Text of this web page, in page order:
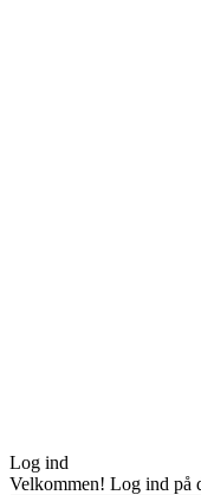
Log ind
Velkommen! Log ind på